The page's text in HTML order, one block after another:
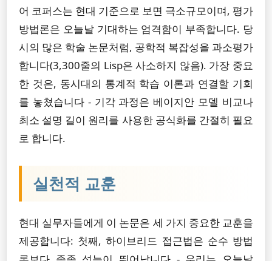
어 코퍼스는 현대 기준으로 보면 극소규모이며, 평가
방법론은 오늘날 기대하는 엄격함이 부족합니다. 당
시의 많은 학술 논문처럼, 공학적 복잡성을 과소평가
합니다(3,300줄의 Lisp은 사소하지 않음). 가장 중요
한 것은, 동시대의 통계적 학습 이론과 연결할 기회
를 놓쳤습니다 - 기각 과정은 베이지안 모델 비교나
최소 설명 길이 원리를 사용한 공식화를 간절히 필요
로 합니다.
실천적 교훈
현대 실무자들에게 이 논문은 세 가지 중요한 교훈을
제공합니다: 첫째, 하이브리드 접근법은 순수 방법